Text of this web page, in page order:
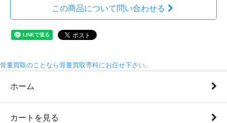
この商品について問い合わせる
骨董買取のことなら骨董買取専科にお任せ下さい。
ホーム
カートを見る